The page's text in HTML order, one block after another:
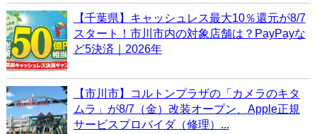
【千葉県】キャッシュレス最大10％還元が8/7
スタート！市川市内の対象店舗は？PayPayな
ど5決済｜2026年
【市川市】コルトンプラザの「カメラのキタ
ムラ」が8/7（金）改装オープン、Apple正規
サービスプロバイダ（修理）...